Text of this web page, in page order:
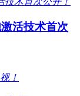
活技术首次